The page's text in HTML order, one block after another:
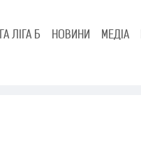
ЛІГА Б НОВИНИ МЕДІА